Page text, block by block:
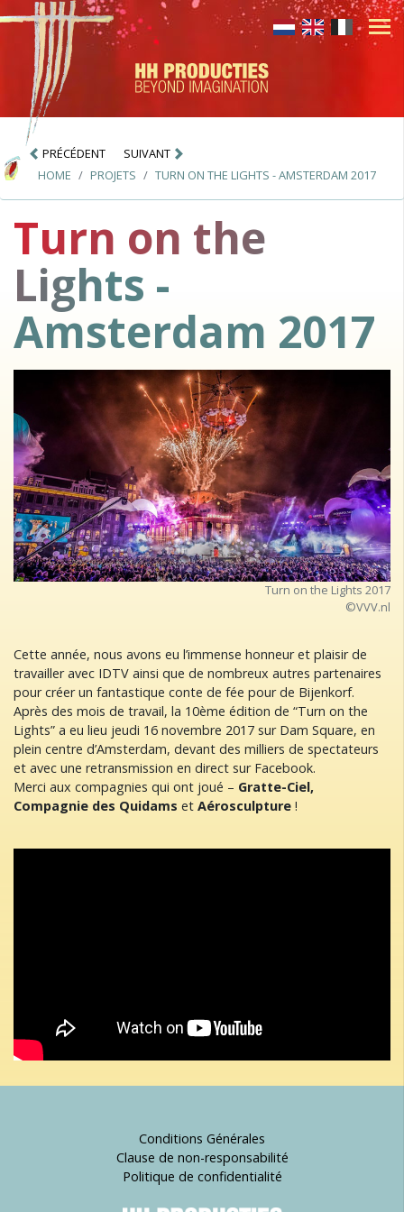
PRÉCÉDENT
SUIVANT
HOME
PROJETS TURN ON THE LIGHTS - AMSTERDAM 2017
Turn on the
Lights -
Amsterdam 2017
Turn on the Lights 2017
©VVV.nl
Cette année, nous avons eu l’immense honneur et plaisir de
travailler avec IDTV ainsi que de nombreux autres partenaires
pour créer un fantastique conte de fée pour de Bijenkorf.
Après des mois de travail, la 10ème édition de “Turn on the
Lights” a eu lieu jeudi 16 novembre 2017 sur Dam Square, en
plein centre d’Amsterdam, devant des milliers de spectateurs
et avec une retransmission en direct sur Facebook.
Merci aux compagnies qui ont joué – Gratte-Ciel,
Compagnie des Quidams et Aérosculpture !
Conditions Générales
Clause de non-responsabilité
Politique de confidentialité